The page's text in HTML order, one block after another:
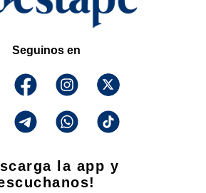
Seguinos en
la app y